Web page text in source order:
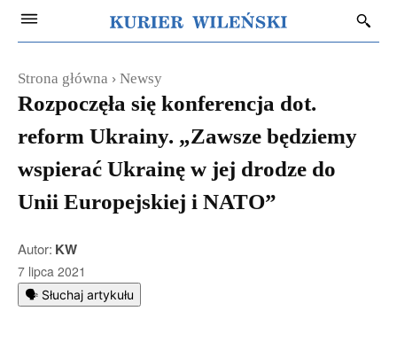
Strona główna Newsy
Rozpoczęła się konferencja dot.
reform Ukrainy. „Zawsze będziemy
wspierać Ukrainę w jej drodze do
Unii Europejskiej i NATO”
Autor: KW
7 lipca 2021
🗣️ Słuchaj artykułu